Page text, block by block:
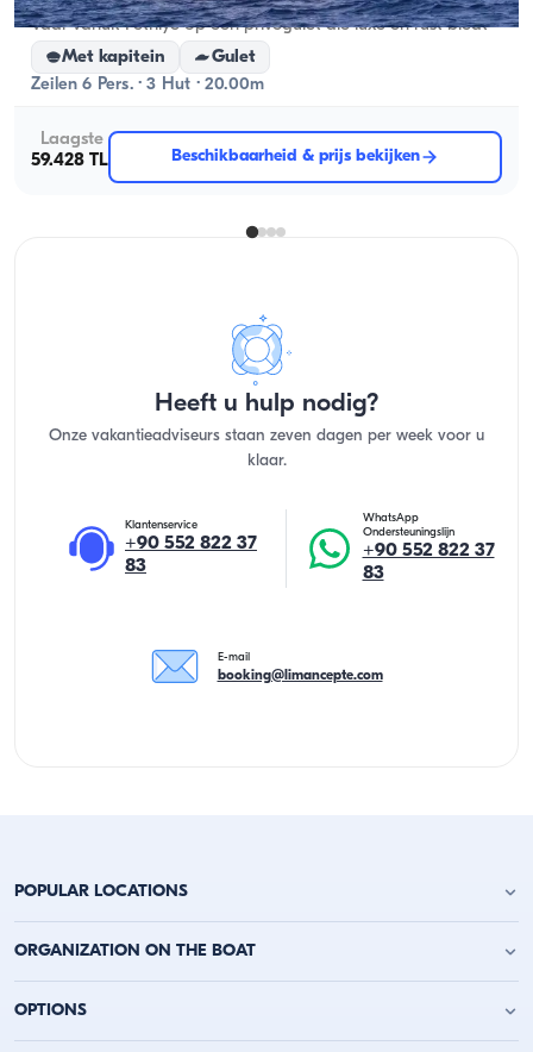
Vaar vanuit Fethiye op een privégulet die luxe en rust biedt
Met kapitein
Gulet
Zeilen 6 Pers. · 3 Hut · 20.00m
Laagste
59.428 TL
Beschikbaarheid & prijs bekijken
Heeft u hulp nodig?
Onze vakantieadviseurs staan zeven dagen per week voor u
klaar.
Klantenservice
+90 552 822 37
83
WhatsApp
Ondersteuningslijn
+90 552 822 37
83
E-mail
booking@limancepte.com
POPULAR LOCATIONS
Jachtverhuur Antalya
Jachtverhuur Kaş
Jachtverhuur Kalkan
ORGANIZATION ON THE BOAT
Verjaardagsfeest op het jacht
OPTIONS